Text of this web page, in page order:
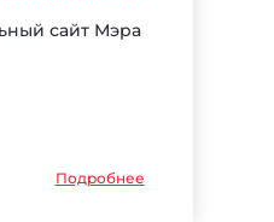
сайт Мэра
Подробнее